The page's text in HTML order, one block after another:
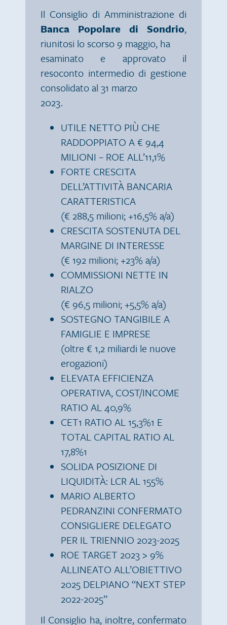
Il Consiglio di Amministrazione di
Banca Popolare di Sondrio,
riunitosi lo scorso 9 maggio, ha
esaminato e approvato il
resoconto intermedio di gestione
consolidato al 31 marzo
2023.
UTILE NETTO PIÙ CHE
RADDOPPIATO A € 94,4
MILIONI – ROE ALL’11,1%
FORTE CRESCITA
DELL’ATTIVITÀ BANCARIA
CARATTERISTICA
(€ 288,5 milioni; +16,5% a/a)
CRESCITA SOSTENUTA DEL
MARGINE DI INTERESSE
(€ 192 milioni; +23% a/a)
COMMISSIONI NETTE IN
RIALZO
(€ 96,5 milioni; +5,5% a/a)
SOSTEGNO TANGIBILE A
FAMIGLIE E IMPRESE
(oltre € 1,2 miliardi le nuove
erogazioni)
ELEVATA EFFICIENZA
OPERATIVA, COST/INCOME
RATIO AL 40,9%
CET1 RATIO AL 15,3%1 E
TOTAL CAPITAL RATIO AL
17,8%1
SOLIDA POSIZIONE DI
LIQUIDITÀ: LCR AL 155%
MARIO ALBERTO
PEDRANZINI CONFERMATO
CONSIGLIERE DELEGATO
PER IL TRIENNIO 2023-2025
ROE TARGET 2023 > 9%
ALLINEATO ALL’OBIETTIVO
2025 DELPIANO “NEXT STEP
2022-2025”
Il Consiglio ha, inoltre, confermato